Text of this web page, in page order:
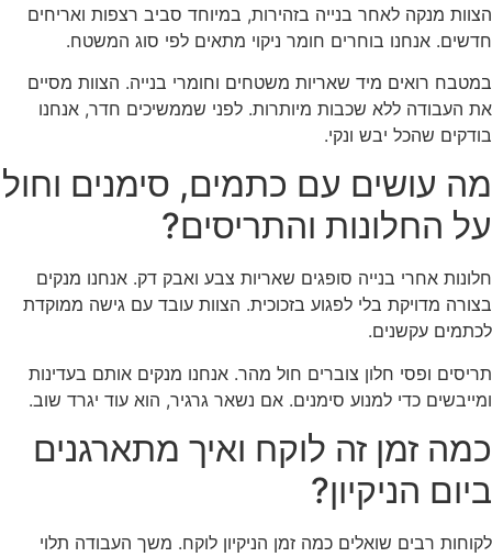
הצוות מנקה לאחר בנייה בזהירות, במיוחד סביב רצפות ואריחים
חדשים. אנחנו בוחרים חומר ניקוי מתאים לפי סוג המשטח.
במטבח רואים מיד שאריות משטחים וחומרי בנייה. הצוות מסיים
את העבודה ללא שכבות מיותרות. לפני שממשיכים חדר, אנחנו
בודקים שהכל יבש ונקי.
מה עושים עם כתמים, סימנים וחול
על החלונות והתריסים?
חלונות אחרי בנייה סופגים שאריות צבע ואבק דק. אנחנו מנקים
בצורה מדויקת בלי לפגוע בזכוכית. הצוות עובד עם גישה ממוקדת
לכתמים עקשנים.
תריסים ופסי חלון צוברים חול מהר. אנחנו מנקים אותם בעדינות
ומייבשים כדי למנוע סימנים. אם נשאר גרגיר, הוא עוד יגרד שוב.
כמה זמן זה לוקח ואיך מתארגנים
ביום הניקיון?
לקוחות רבים שואלים כמה זמן הניקיון לוקח. משך העבודה תלוי